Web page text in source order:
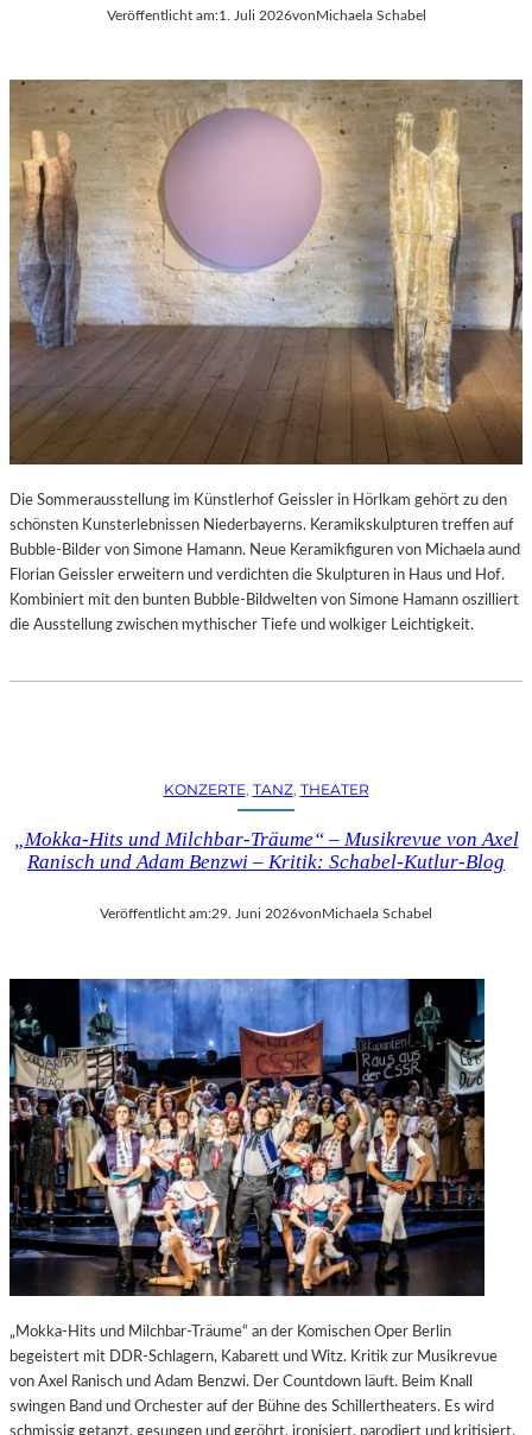
Veröffentlicht am:1. Juli 2026vonMichaela Schabel
Die Sommerausstellung im Künstlerhof Geissler in Hörlkam gehört zu den
schönsten Kunsterlebnissen Niederbayerns. Keramikskulpturen treffen auf
Bubble-Bilder von Simone Hamann. Neue Keramikfiguren von Michaela aund
Florian Geissler erweitern und verdichten die Skulpturen in Haus und Hof.
Kombiniert mit den bunten Bubble-Bildwelten von Simone Hamann oszilliert
die Ausstellung zwischen mythischer Tiefe und wolkiger Leichtigkeit.
KONZERTE, TANZ, THEATER
„Mokka-Hits und Milchbar-Träume“ – Musikrevue von Axel
Ranisch und Adam Benzwi – Kritik: Schabel-Kutlur-Blog
Veröffentlicht am:29. Juni 2026von Michaela Schabel
„Mokka-Hits und Milchbar-Träume“ an der Komischen Oper Berlin
begeistert mit DDR-Schlagern, Kabarett und Witz. Kritik zur Musikrevue
von Axel Ranisch und Adam Benzwi. Der Countdown läuft. Beim Knall
swingen Band und Orchester auf der Bühne des Schillertheaters. Es wird
schmissig getanzt, gesungen und geröhrt, ironisiert, parodiert und kritisiert.